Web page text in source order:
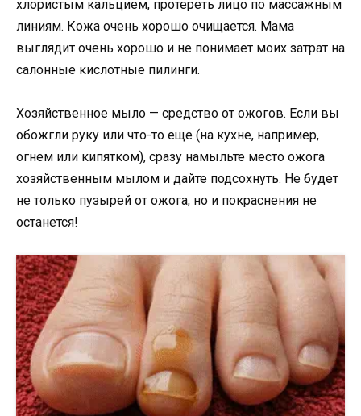
хлористым кальцием, протереть лицо по массажным
линиям. Кожа очень хорошо очищается. Мама
выглядит очень хорошо и не понимает моих затрат на
салонные кислотные пилинги.
Хозяйственное мыло — средство от ожогов. Если вы
обожгли руку или что-то еще (на кухне, например,
огнем или кипятком), сразу намыльте место ожога
хозяйственным мылом и дайте подсохнуть. Не будет
не только пузырей от ожога, но и покраснения не
останется!